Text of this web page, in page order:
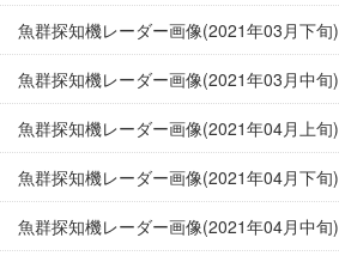
魚群探知機レーダー画像(2021年03月下旬)
魚群探知機レーダー画像(2021年03月中旬)
魚群探知機レーダー画像(2021年04月上旬)
魚群探知機レーダー画像(2021年04月下旬)
魚群探知機レーダー画像(2021年04月中旬)